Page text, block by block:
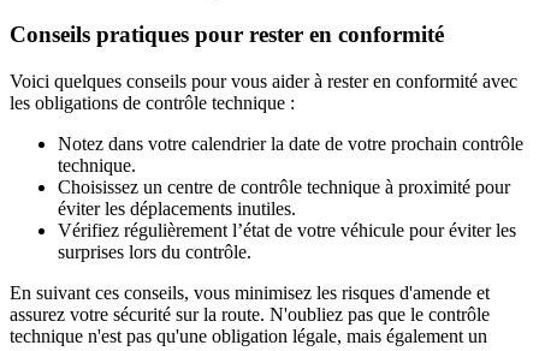
Conseils pratiques pour rester en conformité
Voici quelques conseils pour vous aider à rester en conformité avec
les obligations de contrôle technique :
Notez dans votre calendrier la date de votre prochain contrôle
technique.
Choisissez un centre de contrôle technique à proximité pour
éviter les déplacements inutiles.
Vérifiez régulièrement l’état de votre véhicule pour éviter les
surprises lors du contrôle.
En suivant ces conseils, vous minimisez les risques d'amende et
assurez votre sécurité sur la route. N'oubliez pas que le contrôle
technique n'est pas qu'une obligation légale, mais également un